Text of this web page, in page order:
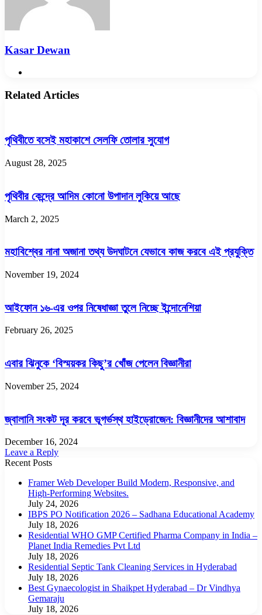
Kasar Dewan
Related Articles
পৃথিবীতে বসেই মহাকাশে সেলফি তোলার সুযোগ
August 28, 2025
পৃথিবীর কেন্দ্রে আদিম কোনো উপাদান লুকিয়ে আছে
March 2, 2025
মহাবিশ্বের নানা অজানা তথ্য উদঘাটনে যেভাবে কাজ করবে এই প্রযুক্তি
November 19, 2024
আইফোন ১৬-এর ওপর নিষেধাজ্ঞা তুলে নিচ্ছে ইন্দোনেশিয়া
February 26, 2025
এবার ঝিনুকে ‌‘বিস্ময়কর কিছু’র খোঁজ পেলেন বিজ্ঞানীরা
November 25, 2024
জ্বালানি সংকট দূর করবে ভূগর্ভস্থ হাইড্রোজেন: বিজ্ঞানীদের আশাবাদ
December 16, 2024
Leave a Reply
Recent Posts
Framer Web Developer Build Modern, Responsive, and
High-Performing Websites.
July 24, 2026
IBPS PO Notification 2026 – Sadhana Educational Academy
July 18, 2026
Residential WHO GMP Certified Pharma Company in India –
Planet India Remedies Pvt Ltd
July 18, 2026
Residential Septic Tank Cleaning Services in Hyderabad
July 18, 2026
Best Gynaecologist in Shaikpet Hyderabad – Dr Vindhya
Gemaraju
July 18, 2026